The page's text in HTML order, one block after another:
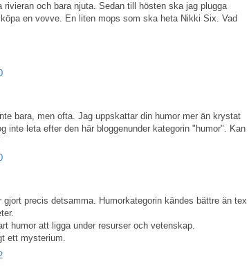
och bara njuta. Sedan till hösten ska jag plugga
en vovve. En liten mops som ska heta Nikki Six. Vad
bara, men ofta. Jag uppskattar din humor mer än krystat
inte leta efter den här bloggenunder kategorin "humor". Kan
precis detsamma. Humorkategorin kändes bättre än tex
humor att ligga under resurser och vetenskap.
ett mysterium.